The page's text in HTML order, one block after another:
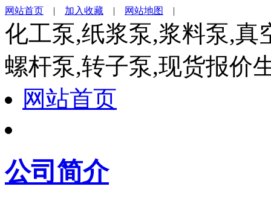
网站首页 | 加入收藏 | 网站地图 |
化工泵,纸浆泵,浆料泵,真
螺杆泵,转子泵,现货报价
网站首页
公司简介